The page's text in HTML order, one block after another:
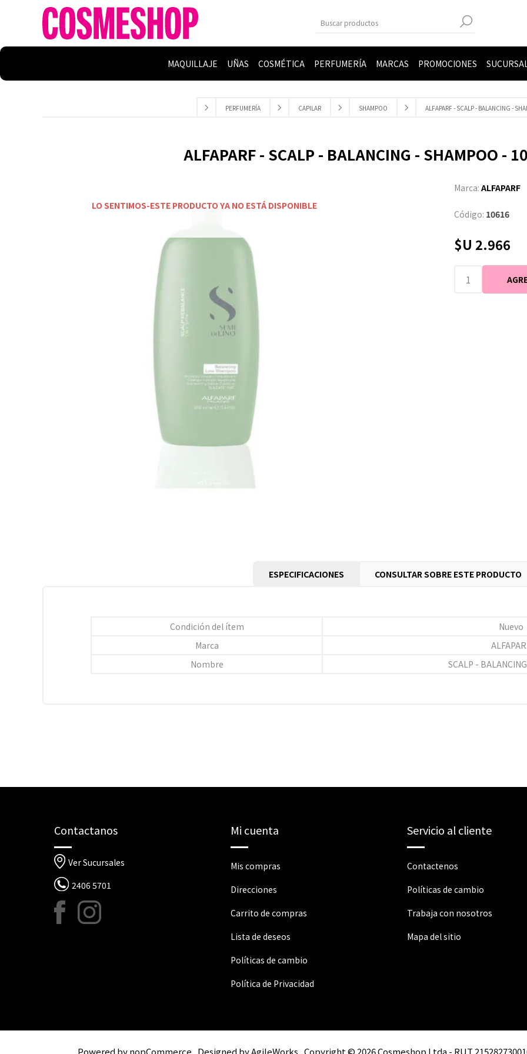
MAQUILLAJE UÑAS COSMÉTICA PERFUMERÍA MARCAS PROMOCIONES
PERFUMERÍA CAPILAR SHAMPOO ALFAPARF - SCALP - BALANCING -
ALFAPARF - SCALP - BALANCING - SHAMPOO -
LO SENTIMOS-ESTE PRODUCTO YA NO ESTÁ DISPONIBLE
Marca: ALFAPARF
Código: 10616
$U 2.966
ESPECIFICACIONES CONSULTAR SOBRE ESTE PRODUCTO
Condición del ítem
Nuevo
Marca
Nombre
SCALP -
Contactanos
Ver Sucursales
2406 5701
Mi cuenta
Mis compras
Direcciones
Carrito de compras
Lista de deseos
Políticas de cambio
Política de Privacidad
Servicio al cliente
Contactenos
Políticas de cambio
Trabaja con nosotros
Mapa del sitio
Powered bynopCommerce Designed byAgileWorks Copyright © 2026 Cosmeshop Ltda - RUT